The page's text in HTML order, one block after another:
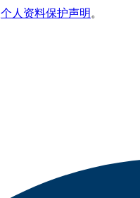
个人资料保护声明 。